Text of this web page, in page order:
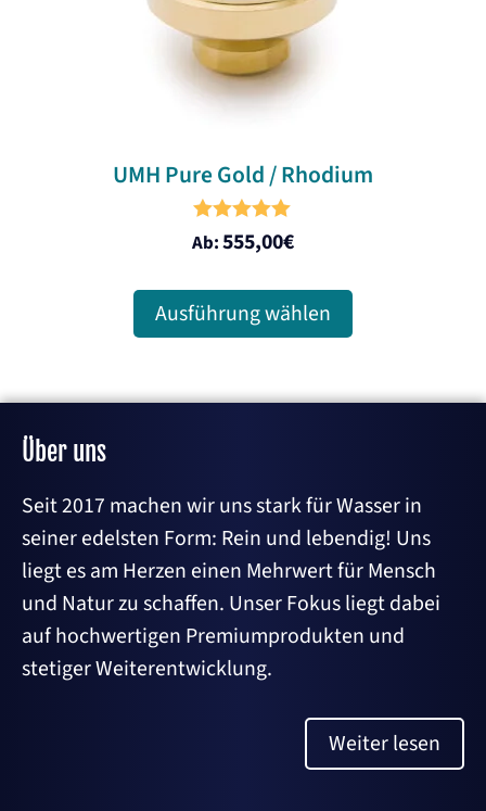
UMH Pure Gold / Rhodium
5.00
out of 5
Ab:555,00€
Ausführung wählen
Über uns
Seit 2017 machen wir uns stark für Wasser in
seiner edelsten Form: Rein und lebendig! Uns
liegt es am Herzen einen Mehrwert für Mensch
und Natur zu schaffen. Unser Fokus liegt dabei
auf hochwertigen Premiumprodukten und
stetiger Weiterentwicklung.
Weiter lesen